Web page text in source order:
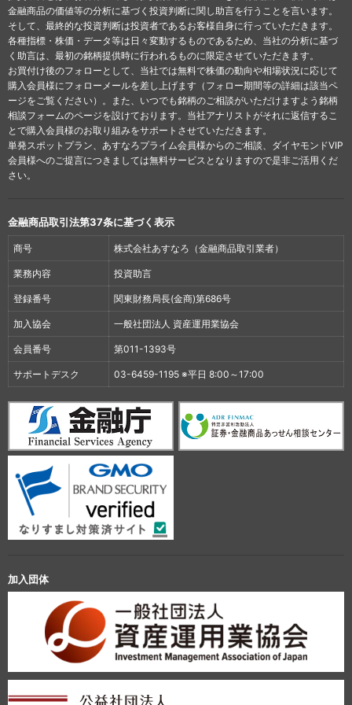
金融商品の価値等の分析に基づく投資判断に関し助言を行うことを言います。
そして、最終的な投資判断は投資者であるお客様自身に行っていただきます。
各種指標・株価・データ等は日々変動するものであるため、当社の分析に基づ
く助言は、最初の銘柄提供時に行われるものに限定させていただきます。
お買付け後のフォローとして、当社では無料で株価の動向や相場状況に応じて
購入会員様にフォローメールを差し上げます（フォロー期間等の詳細は該当ペ
ージをご覧ください）。また、いつでも銘柄のご相談がいただけますよう銘柄
相談フォームのページを設けております。当社アナリストがそれに返信するこ
とで購入会員様のお取り組みをサポートさせていただきます。
単発スポットプラン、あすなろプライム会員様からのご相談、ダイヤモンドVIP
会員様へのご提言につきましては無料サービスとなりますので是非ご活用くだ
さい。
金融商品取引法第37条に基づく表示
商号 株式会社あすなろ（金融商品取引業者）
業務内容 投資助言
登録番号 関東財務局長(金商)第686号
加入協会 一般社団法人 資産運用業協会
会員番号 第011-1393号
サポートデスク 03-6459-1195 ※平日 8:00～17:00
加入団体